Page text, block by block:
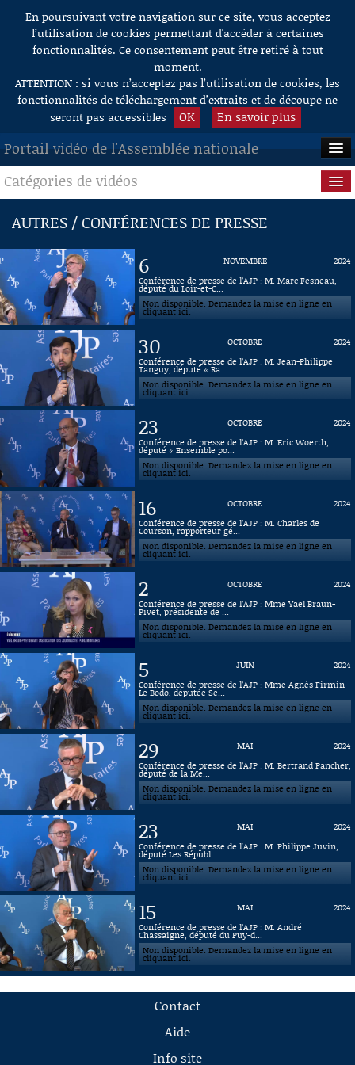
Aller au contenu
En poursuivant votre navigation sur ce site, vous acceptez
l’utilisation de cookies permettant d'accéder à certaines
fonctionnalités. Ce consentement peut être retiré à tout
moment.
ATTENTION : si vous n’acceptez pas l’utilisation de cookies, les
fonctionnalités de téléchargement d’extraits et de découpe ne
seront pas accessibles
OK En savoir plus
Portail vidéo de l'Assemblée nationale
ACCUEIL
EN DIRECT
À LA DEMANDE
RECHERCHE
AIDE À LA DÉCOUPE
DE VIDÉOS
Catégories de vidéos
Séance publique
Questions au Gouvernement
Commissions
Présidence
Évènements
Connaissance, Histoire
AUTRES / CONFÉRENCES DE PRESSE
6 NOVEMBRE
2024
Conférence de presse de l’AJP : M. Marc Fesneau,
député du Loir-et-C...
Non disponible. Demandez la mise en ligne en
cliquant ici.
30 OCTOBRE
2024
Conférence de presse de l’AJP : M. Jean-Philippe
Tanguy, député « Ra...
Non disponible. Demandez la mise en ligne en
cliquant ici.
23 OCTOBRE
2024
Conférence de presse de l’AJP : M. Eric Woerth,
député « Ensemble po...
Non disponible. Demandez la mise en ligne en
cliquant ici.
16 OCTOBRE
2024
Conférence de presse de l’AJP : M. Charles de
Courson, rapporteur gé...
Non disponible. Demandez la mise en ligne en
cliquant ici.
2 OCTOBRE
2024
Conférence de presse de l’AJP : Mme Yaël Braun-
Pivet, présidente de ...
Non disponible. Demandez la mise en ligne en
cliquant ici.
5 JUIN
2024
Conférence de presse de l’AJP : Mme Agnès Firmin
Le Bodo, députée Se...
Non disponible. Demandez la mise en ligne en
cliquant ici.
29 MAI
2024
Conférence de presse de l’AJP : M. Bertrand Pancher,
député de la Me...
Non disponible. Demandez la mise en ligne en
cliquant ici.
23 MAI
2024
Conférence de presse de l'AJP : M. Philippe Juvin,
député Les Républ...
Non disponible. Demandez la mise en ligne en
cliquant ici.
15 MAI
2024
Conférence de presse de l’AJP : M. André
Chassaigne, député du Puy-d...
Non disponible. Demandez la mise en ligne en
cliquant ici.
Contact
Aide
Info site